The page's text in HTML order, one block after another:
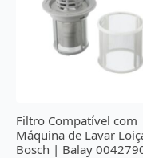
Filtro Compatível com
Máquina de Lavar
Bosch | Balay